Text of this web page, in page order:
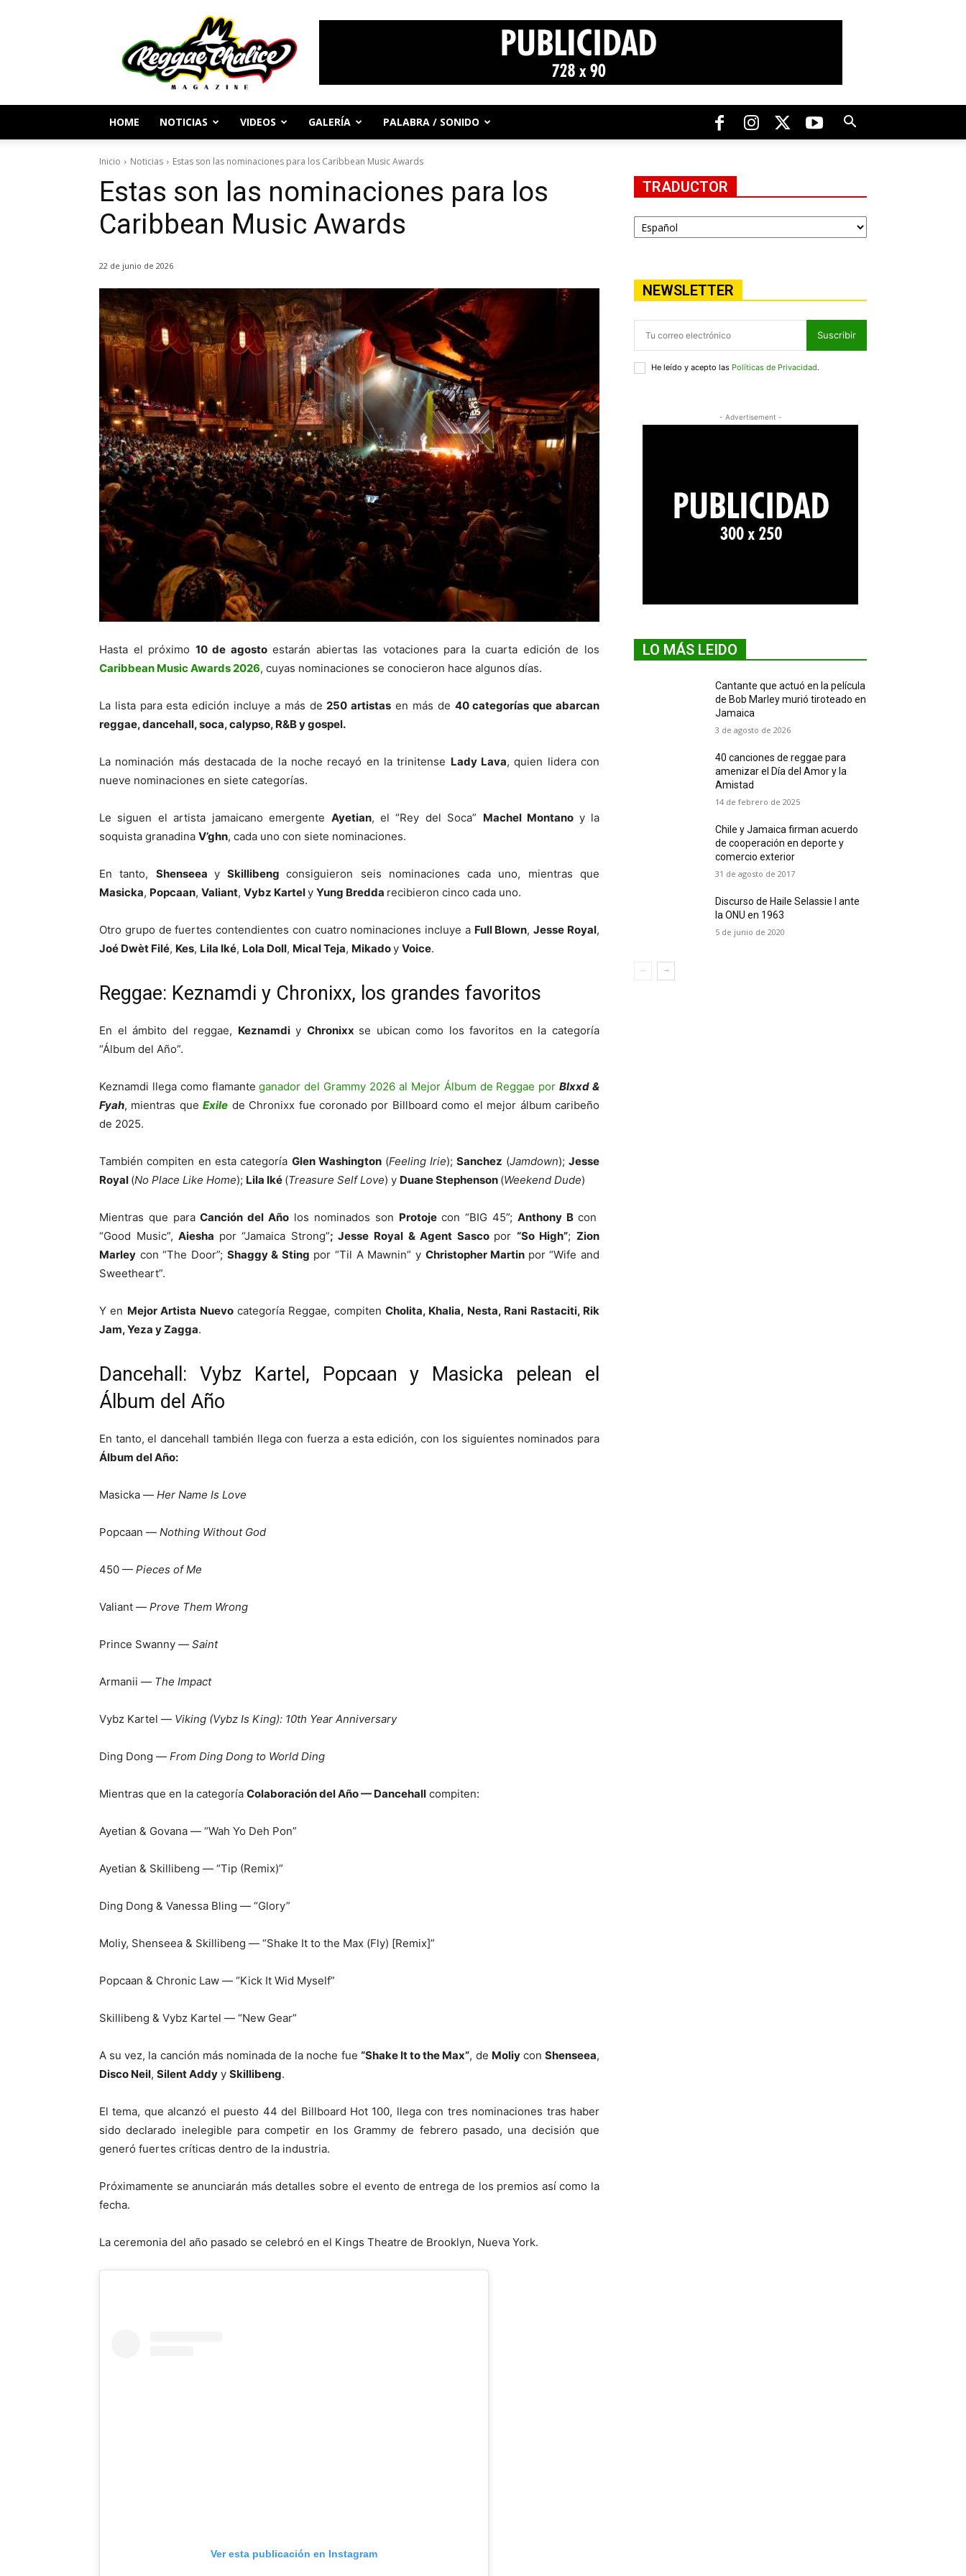
Periodismo
y
Cultura
Reggae
HOME NOTICIAS VIDEOS GALERÍA PALABRA / SONIDO
Inicio Noticias Estas son las nominaciones para los Caribbean Music Awards
Estas son las nominaciones para los
Caribbean Music Awards
22 de junio de 2026
Hasta el próximo 10 de agostoestarán abiertas las votaciones para la cuarta edición de los
Caribbean Music Awards 2026, cuyas nominaciones se conocieron hace algunos días.
La lista para esta edición incluye a más de250 artistas en más de 40 categorías que abarcan
reggae, dancehall, soca, calypso, R&B y gospel.
La nominación más destacada de la noche recayó en la trinitense Lady Lava, quien lidera con
nueve nominaciones en siete categorías.
Le siguen el artista jamaicano emergente Ayetian, el “Rey del Soca” Machel Montano y la
soquista granadina V’ghn, cada uno con siete nominaciones.
En tanto, Shenseea ySkillibengconsiguieron seis nominaciones cada uno, mientras que
Masicka, Popcaan, Valiant, Vybz Kartely Yung Bredda recibieron cinco cada uno.
Otro grupo de fuertes contendientes con cuatro nominaciones incluye a Full Blown,Jesse Royal,
Joé Dwèt Filé, Kes, Lila Iké, Lola Doll, Mical Teja, Mikadoy Voice.
Reggae: Keznamdi y Chronixx, los grandes favoritos
En el ámbito del reggae, Keznamdiy Chronixx se ubican como los favoritos en la categoría
“Álbum del Año”.
Keznamdi llega como flamanteganador del Grammy 2026 al Mejor Álbum de Reggae porBlxxd &
Fyah, mientras queExile de Chronixx fue coronado por Billboard como el mejor álbum caribeño
de 2025.
También compiten en esta categoría Glen Washington (Feeling Irie);Sanchez (Jamdown);Jesse
Royal (No Place Like Home); Lila Iké (Treasure Self Love) y Duane Stephenson (Weekend Dude)
Mientras que para Canción del Año los nominados son Protoje con “BIG 45”; Anthony B con
“Good Music”,Aiesha por“Jamaica Strong”; Jesse Royal & Agent Sasco por “So High”;Zion
Marley con“The Door”; Shaggy & Sting por “Til A Mawnin” y Christopher Martin por“Wife and
Sweetheart”.
Y en Mejor Artista Nuevocategoría Reggae, compitenCholita, Khalia, Nesta, Rani Rastaciti, Rik
Jam, Yeza y Zagga.
Dancehall: Vybz Kartel, Popcaan y Masicka pelean el
Álbum del Año
En tanto, el dancehall también llega con fuerza a esta edición, con los siguientes nominados para
Álbum del Año:
Masicka — Her Name Is Love
Popcaan — Nothing Without God
450 — Pieces of Me
Valiant — Prove Them Wrong
Prince Swanny — Saint
Armanii — The Impact
Vybz Kartel — Viking (Vybz Is King): 10th Year Anniversary
Ding Dong — From Ding Dong to World Ding
Mientras que en la categoría Colaboración del Año — Dancehall compiten:
Ayetian & Govana — “Wah Yo Deh Pon”
Ayetian & Skillibeng — “Tip (Remix)”
Ding Dong & Vanessa Bling — “Glory”
Moliy, Shenseea & Skillibeng — “Shake It to the Max (Fly) [Remix]”
Popcaan & Chronic Law — “Kick It Wid Myself”
Skillibeng & Vybz Kartel — “New Gear”
A su vez, la canción más nominada de la noche fue “Shake It to the Max”, de MoliyconShenseea,
Disco Neil, Silent Addy y Skillibeng.
El tema, que alcanzó el puesto 44 del Billboard Hot 100, llega con tres nominaciones tras haber
sido declarado inelegible para competir en los Grammy de febrero pasado, una decisión que
generó fuertes críticas dentro de la industria.
Próximamente se anunciarán más detalles sobre el evento de entrega de los premios así como la
fecha.
La ceremonia del año pasado se celebró en el Kings Theatre de Brooklyn, Nueva York.
Ver esta publicación en Instagram
TRADUCTOR
NEWSLETTER
Suscribir
He leído y acepto las Políticas de Privacidad.
- Advertisement -
LO MÁS LEIDO
Cantante que actuó en la película
de Bob Marley murió tiroteado en
Jamaica
3 de agosto de 2026
40 canciones de reggae para
amenizar el Día del Amor y la
Amistad
14 de febrero de 2025
Chile y Jamaica firman acuerdo
de cooperación en deporte y
comercio exterior
31 de agosto de 2017
Discurso de Haile Selassie I ante
la ONU en 1963
5 de junio de 2020